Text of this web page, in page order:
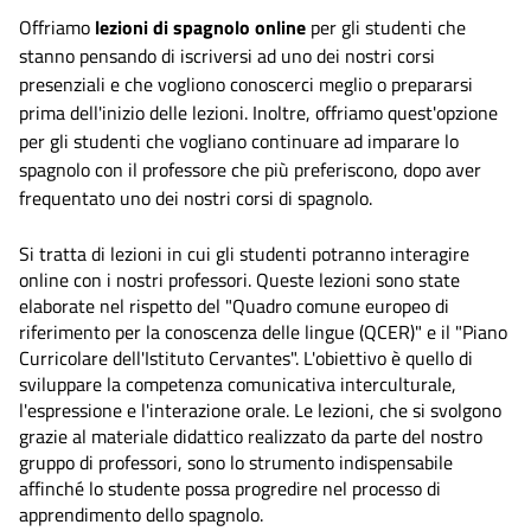
Offriamo lezioni di spagnolo online per gli studenti che
stanno pensando di iscriversi ad uno dei nostri corsi
presenziali e che vogliono conoscerci meglio o prepararsi
prima dell'inizio delle lezioni. Inoltre, offriamo quest'opzione
per gli studenti che vogliano continuare ad imparare lo
spagnolo con il professore che più preferiscono, dopo aver
frequentato uno dei nostri corsi di spagnolo.
Si tratta di lezioni in cui gli studenti potranno interagire
online con i nostri professori. Queste lezioni sono state
elaborate nel rispetto del "Quadro comune europeo di
riferimento per la conoscenza delle lingue (QCER)" e il "Piano
Curricolare dell'Istituto Cervantes". L'obiettivo è quello di
sviluppare la competenza comunicativa interculturale,
l'espressione e l'interazione orale. Le lezioni, che si svolgono
grazie al materiale didattico realizzato da parte del nostro
gruppo di professori, sono lo strumento indispensabile
affinché lo studente possa progredire nel processo di
apprendimento dello spagnolo.